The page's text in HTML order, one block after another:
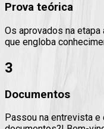
Prova teórica
Os aprovados na
que engloba
3
Documentos
Passou na entrevista